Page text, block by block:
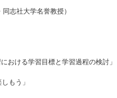
志社大学名誉教授）
習目標と学習過程の検討」
もう」